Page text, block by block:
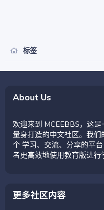
标签
About Us
欢迎来到 MCEEBBS，这是
量身打造的中文社区。我
个 学习、交流、分享的平
者更高效地使用教育版进行
更多社区内容